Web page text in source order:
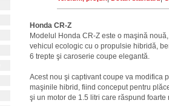
Honda CR-Z
Modelul Honda CR-Z este o maşină
vehicul ecologic cu o propulsie hibridă,
6 trepte şi caroserie coupe elegantă.
Acest nou şi captivant coupe va modifica
maşinile hibrid, fiind conceput pentru
şi un motor de 1.5 litri care răspund